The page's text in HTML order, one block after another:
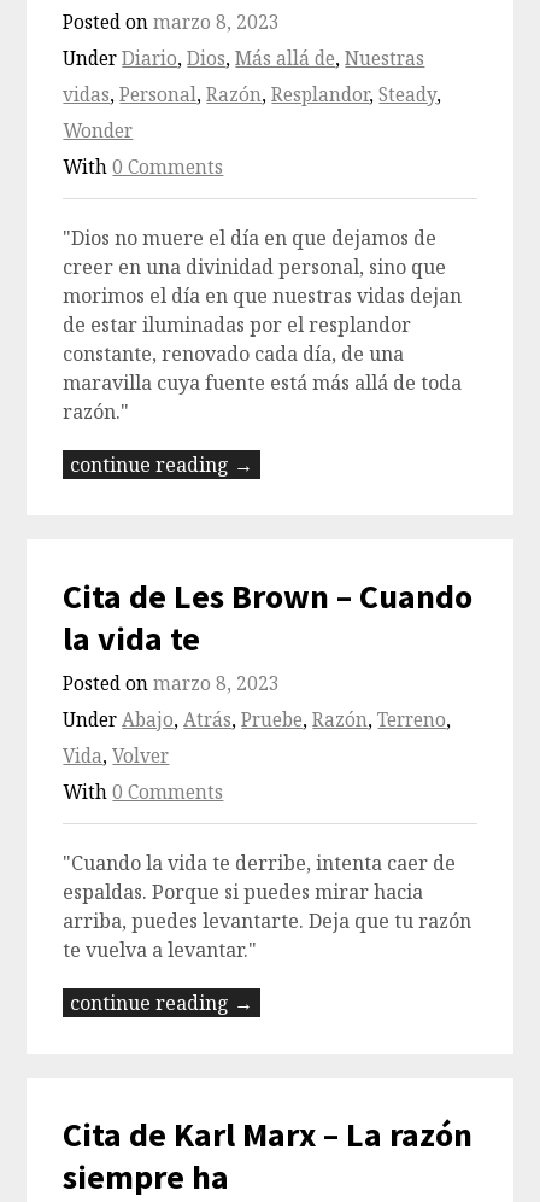
Posted onmarzo 8, 2023
UnderDiario,Dios,Más allá de,Nuestras
vidas,Personal,Razón,Resplandor,Steady,
Wonder
With0 Comments
"Dios no muere el día en que dejamos de
creer en una divinidad personal, sino que
morimos el día en que nuestras vidas dejan
de estar iluminadas por el resplandor
constante, renovado cada día, de una
maravilla cuya fuente está más allá de toda
razón."
continue reading →
Cita de Les Brown – Cuando
la vida te
Posted onmarzo 8, 2023
UnderAbajo,Atrás,Pruebe,Razón,Terreno,
Vida,Volver
With0 Comments
"Cuando la vida te derribe, intenta caer de
espaldas. Porque si puedes mirar hacia
arriba, puedes levantarte. Deja que tu razón
te vuelva a levantar."
continue reading →
Cita de Karl Marx – La razón
siempre ha